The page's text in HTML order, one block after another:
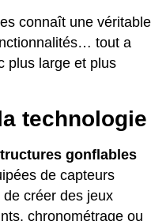
connaît une véritable
tout a
plus large et plus
technologie
gonflables
de capteurs
créer des jeux
chronométrage ou